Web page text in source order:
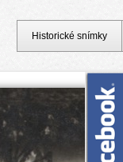
Historické snímky